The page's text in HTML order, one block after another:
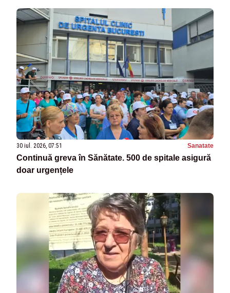
30 iul. 2026, 07:51 Sanatate
Continuă greva în Sănătate. 500 de spitale asigură
doar urgențele